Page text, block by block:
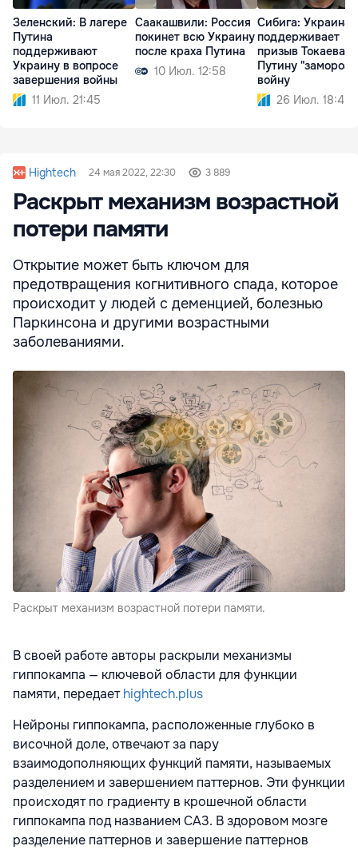
Зеленский: В лагере
Путина
поддерживают
Украину в вопросе
завершения войны
11 Июл. 21:45
Саакашвили: Россия
покинет всю Украину
после краха Путина
10 Июл. 12:58
Сибига: Украина
поддерживает
призыв Токаева к
Путину
войну
26 Июл. 18:45
Hightech 24 мая 2022, 22:30 3 889
Раскрыт механизм возрастной
потери памяти
Открытие может быть ключом для
предотвращения когнитивного спада, которое
происходит у людей с деменцией, болезнью
Паркинсона и другими возрастными
заболеваниями.
Раскрыт механизм возрастной потери памяти.
В своей работе авторы раскрыли механизмы
гиппокампа — ключевой области для функции
памяти, передаетhightech.plus
Нейроны гиппокампа, расположенные глубоко в
височной доле, отвечают за пару
взаимодополняющих функций памяти, называемых
разделением и завершением паттернов. Эти функции
происходят по градиенту в крошечной области
гиппокампа под названием СА3. В здоровом мозге
разделение паттернов и завершение паттернов